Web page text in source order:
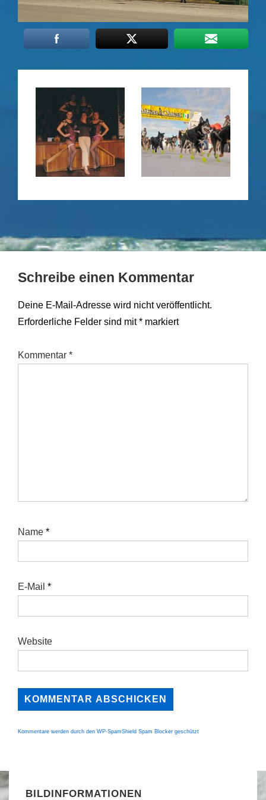
Schreibe einen Kommentar
Deine E-Mail-Adresse wird nicht veröffentlicht.
Erforderliche Felder sind mit* markiert
Kommentar *
Name *
E-Mail *
Website
Kommentare werden durch den WP-SpamShield Spam Blocker geschützt
BILDINFORMATIONEN